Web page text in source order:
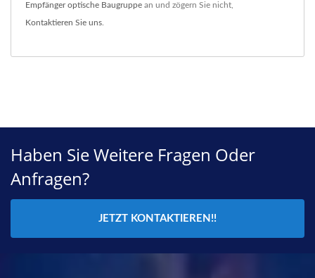
Empfänger optische Baugruppe an und zögern Sie nicht,
Kontaktieren Sie uns.
Haben Sie Weitere Fragen Oder
Anfragen?
JETZT KONTAKTIEREN!!